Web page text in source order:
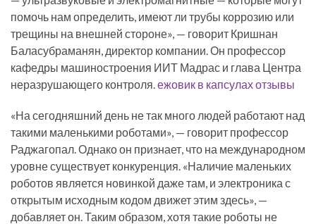
помочь нам определить, имеют ли трубы коррозию или
трещины на внешней стороне», — говорит Кришнан
Баласубраманян, директор компании. Он профессор
кафедры машиностроения ИИТ Мадрас и глава Центра
неразрушающего контроля.ежовик в капсулах отзывы
«На сегодняшний день не так много людей работают над
такими маленькими роботами», — говорит профессор
Раджагопал. Однако он признает, что на международном
уровне существует конкуренция. «Наличие маленьких
роботов является новинкой даже там, и электроника с
открытым исходным кодом движет этим здесь», —
добавляет он. Таким образом, хотя такие роботы не